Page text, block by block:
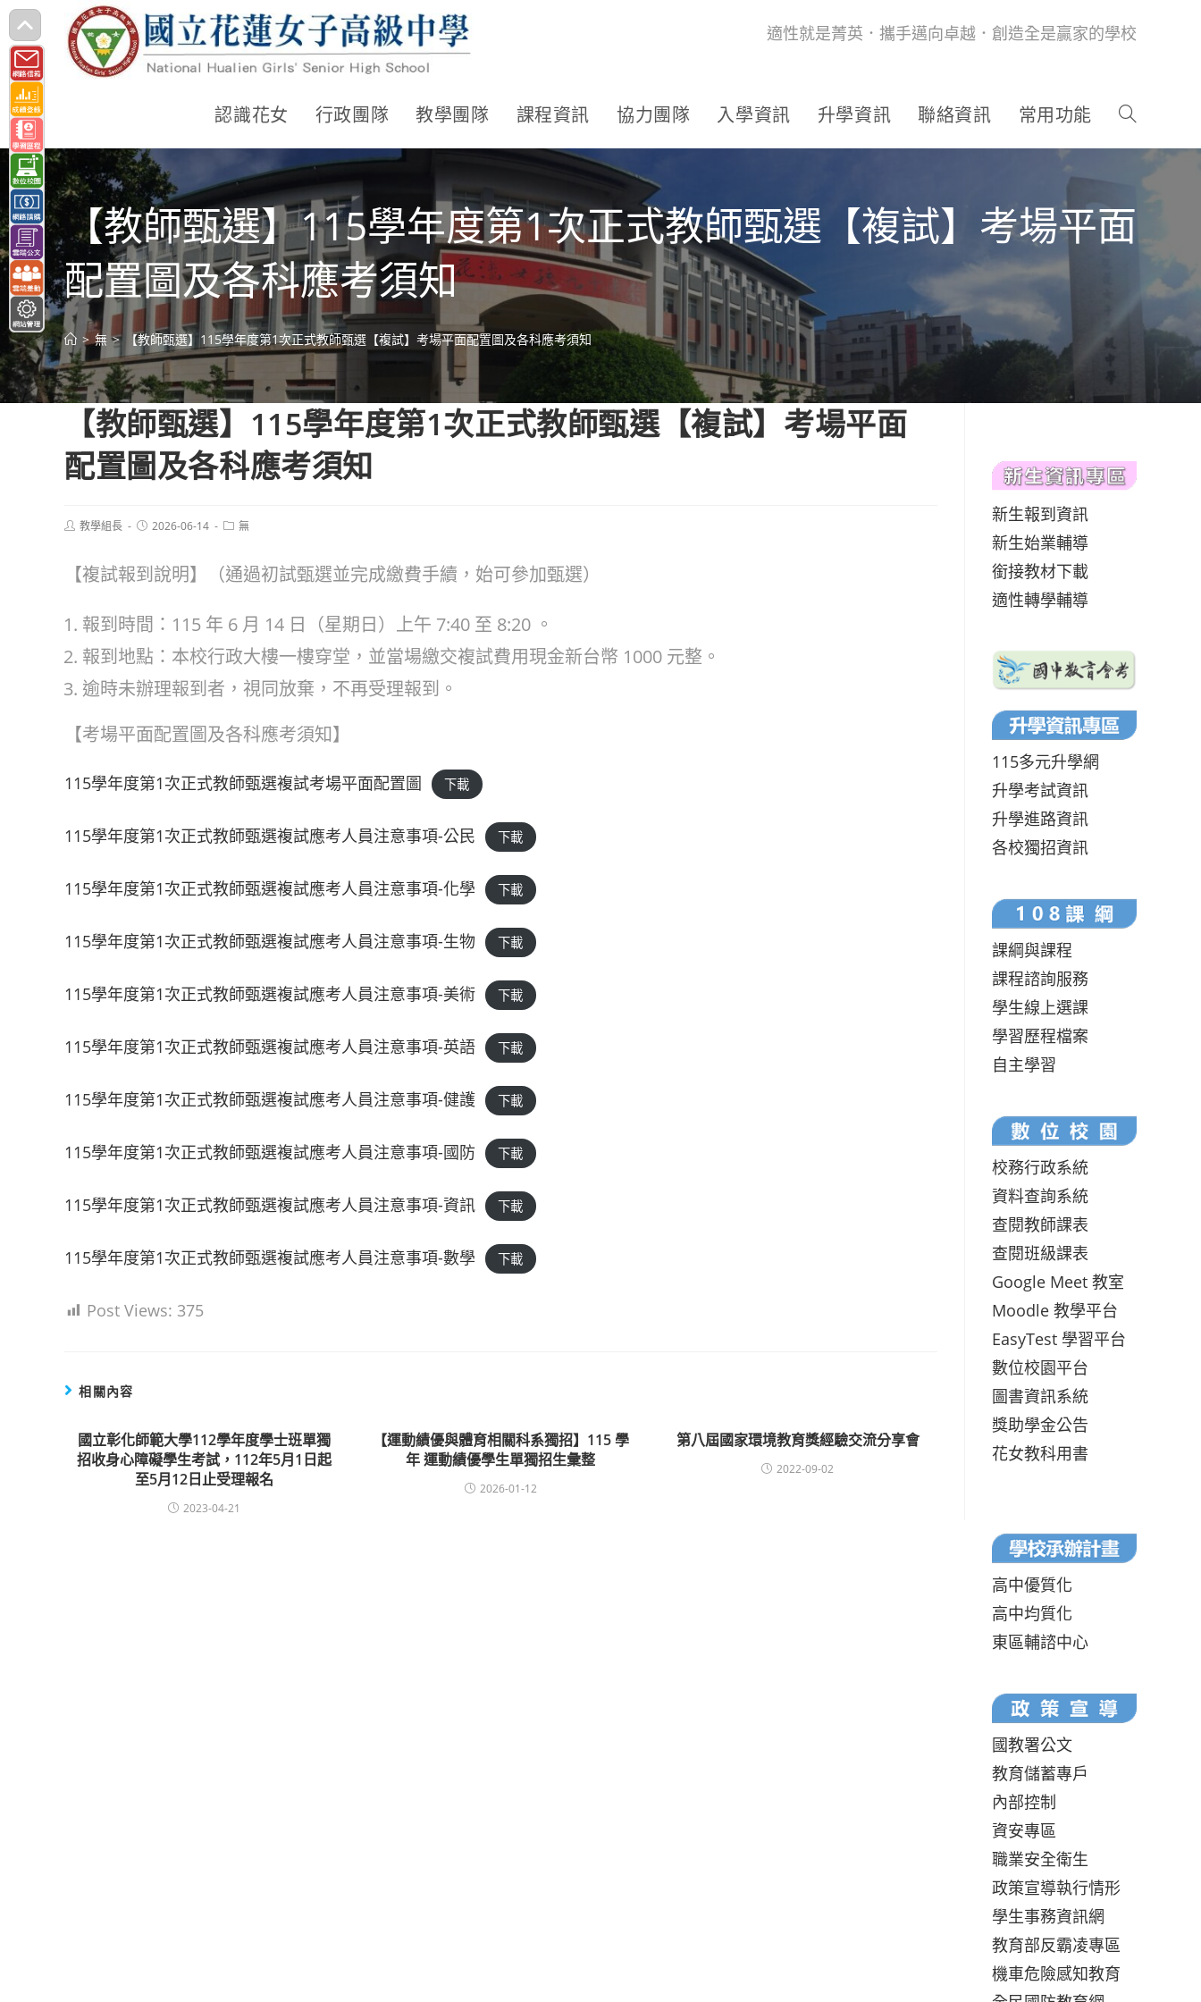
跳
轉
至
主
要
內
容
適性就是菁英．攜手邁向卓越．創造全是贏家的學校
認識花女 行政團隊 教學團隊 課程資訊 協力團隊 入學資訊 升學資訊 聯絡資訊 常用功能
【教師甄選】115學年度第1次正式教師甄選【複試】考場平面
配置圖及各科應考須知
> 無 > 【教師甄選】115學年度第1次正式教師甄選【複試】考場平面配置圖及各科應考須知
【教師甄選】115學年度第1次正式教師甄選【複試】考場平面
配置圖及各科應考須知
Post教學組長
Post2026-06-14
Post無
【複試報到說明】（通過初試甄選並完成繳費手續，始可參加甄選）
報到時間：115 年 6 月 14 日（星期日）上午 7:40 至 8:20 。
報到地點：本校行政大樓一樓穿堂，並當場繳交複試費用現金新台幣 1000 元整。
逾時未辦理報到者，視同放棄，不再受理報到。
【考場平面配置圖及各科應考須知】
115學年度第1次正式教師甄選複試考場平面配置圖 下載
115學年度第1次正式教師甄選複試應考人員注意事項-公民 下載
115學年度第1次正式教師甄選複試應考人員注意事項-化學 下載
115學年度第1次正式教師甄選複試應考人員注意事項-生物 下載
115學年度第1次正式教師甄選複試應考人員注意事項-美術 下載
115學年度第1次正式教師甄選複試應考人員注意事項-英語 下載
115學年度第1次正式教師甄選複試應考人員注意事項-健護 下載
115學年度第1次正式教師甄選複試應考人員注意事項-國防 下載
115學年度第1次正式教師甄選複試應考人員注意事項-資訊 下載
115學年度第1次正式教師甄選複試應考人員注意事項-數學 下載
Post Views: 375
相關內容
國立彰化師範大學112學年度學士班單獨
招收身心障礙學生考試，112年5月1日起
至5月12日止受理報名
2023-04-21
【運動績優與體育相關科系獨招】115 學
年 運動績優學生單獨招生彙整
2026-01-12
第八屆國家環境教育獎經驗交流分享會
2022-09-02
新生報到資訊
新生始業輔導
銜接教材下載
適性轉學輔導
115多元升學網
升學考試資訊
升學進路資訊
各校獨招資訊
課綱與課程
課程諮詢服務
學生線上選課
學習歷程檔案
自主學習
校務行政系統
資料查詢系統
查閱教師課表
查閱班級課表
Google Meet 教室
Moodle 教學平台
EasyTest 學習平台
數位校園平台
圖書資訊系統
獎助學金公告
花女教科用書
高中優質化
高中均質化
東區輔諮中心
國教署公文
教育儲蓄專戶
內部控制
資安專區
職業安全衛生
政策宣導執行情形
學生事務資訊網
教育部反霸凌專區
機車危險感知教育